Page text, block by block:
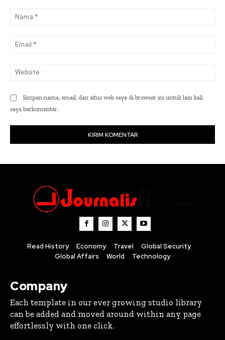
Simpan nama, email, dan situs web saya di browser ini untuk lain kali
saya berkomentar.
Read History Economy Travel
Global Security
Global Affairs
World Technology
Company
Each template in our ever growing studio library
can be added and moved around within any page
effortlessly with one click.